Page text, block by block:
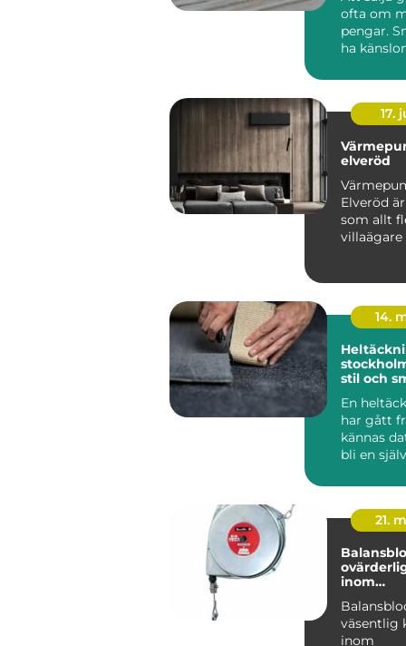
ofta om
pengar.
ha
komma
17.
elveröd
Elveröd
som allt
villaägare
14.
stockholm
stil och
En
har gått
kännas
bli en
21.
inom
väsentlig
inom